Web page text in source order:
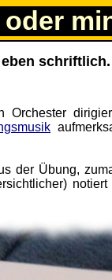
oder
schriftlich.
Orchester
der Übung,